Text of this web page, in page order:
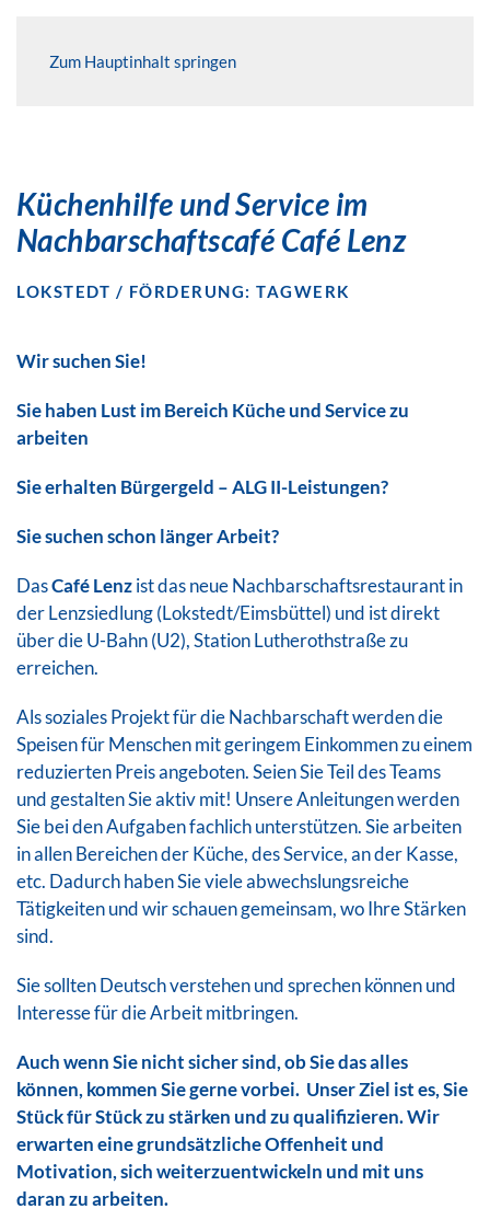
Zum Hauptinhalt springen
Küchenhilfe und Service im
Nachbarschaftscafé Café Lenz
LOKSTEDT / FÖRDERUNG: TAGWERK
Wir suchen Sie!
Sie haben Lust im Bereich Küche undService zu
arbeiten
Sie erhalten Bürgergeld – ALG II-Leistungen?
Sie suchen schon länger Arbeit?
DasCafé Lenzist das neue Nachbarschaftsrestaurant in
der Lenzsiedlung (Lokstedt/Eimsbüttel) und ist direkt
über die U-Bahn (U2), Station Lutherothstraße zu
erreichen.
Als soziales Projekt für die Nachbarschaft werden die
Speisen für Menschen mit geringem Einkommen zu einem
reduzierten Preis angeboten. Seien Sie Teil des Teams
und gestalten Sie aktiv mit! Unsere Anleitungen werden
Sie bei den Aufgaben fachlich unterstützen. Sie arbeiten
in allen Bereichen der Küche, des Service, an der Kasse,
etc. Dadurch haben Sie viele abwechslungsreiche
Tätigkeiten und wir schauen gemeinsam, wo Ihre Stärken
sind.
Sie sollten Deutsch verstehen und sprechen können und
Interesse für die Arbeit mitbringen.
Auch wenn Sie nicht sicher sind, ob Sie das alles
können, kommen Sie gerne vorbei. Unser Ziel ist es, Sie
Stück für Stück zu stärken und zu qualifizieren. Wir
erwarten eine grundsätzliche Offenheit und
Motivation, sich weiterzuentwickeln und mit uns
daran zu arbeiten.